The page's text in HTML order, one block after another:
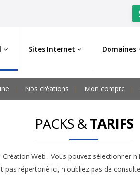
Sites Internet Domaines
Nos créations Mon compte
PACKS &TARIFS
Web . Vous pouvez sélectionner
pas répertorié ici, n'oubliez pas de